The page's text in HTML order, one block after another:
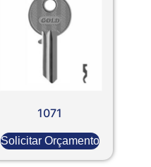
1071
Solicitar Orçamento